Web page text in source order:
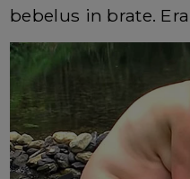
bebelus in brate.